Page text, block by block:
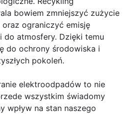
bowiem zmniejszyć zużycie
ograniczyć emisję
do atmosfery. Dzięki temu
do ochrony środowiska i
pokoleń.
elektroodpadów to nie
wszystkim świadomy
wpływ na stan naszego